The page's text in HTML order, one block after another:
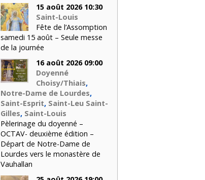
15 août 2026 10:30
Saint-Louis
Fête de l’Assomption
samedi 15 août – Seule messe
de la journée
16 août 2026 09:00
Doyenné
Choisy/Thiais,
Notre-Dame de Lourdes,
Saint-Esprit, Saint-Leu Saint-
Gilles, Saint-Louis
Pèlerinage du doyenné –
OCTAV- deuxième édition –
Départ de Notre-Dame de
Lourdes vers le monastère de
Vauhallan